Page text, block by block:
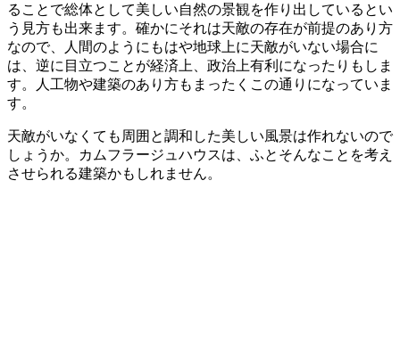
ることで総体として美しい自然の景観を作り出しているとい
う見方も出来ます。確かにそれは天敵の存在が前提のあり方
なので、人間のようにもはや地球上に天敵がいない場合に
は、逆に目立つことが経済上、政治上有利になったりもしま
す。人工物や建築のあり方もまったくこの通りになっていま
す。
天敵がいなくても周囲と調和した美しい風景は作れないので
しょうか。カムフラージュハウスは、ふとそんなことを考え
させられる建築かもしれません。